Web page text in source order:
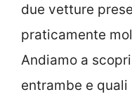
due vetture
praticamente
Andiamo a
entrambe e